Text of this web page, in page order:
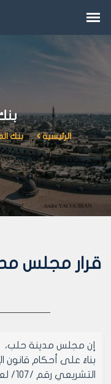
الرئيسية بنك
إن مجلس مدينة حلب،
بناءً على أحكام قانون
التشريعي رقم /107/ لعام 2011